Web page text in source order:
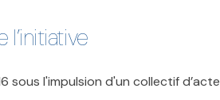
sous l'impulsion d'un collectif